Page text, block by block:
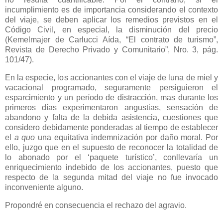
incumplimiento es de importancia considerando el contexto
del viaje, se deben aplicar los remedios previstos en el
Código Civil, en especial, la disminución del precio
(Kemelmajer de Carlucci Aída, “El contrato de turismo”,
Revista de Derecho Privado y Comunitario”, Nro. 3, pág.
101/47).
En la especie, los accionantes con el viaje de luna de miel y
vacacional programado, seguramente persiguieron el
esparcimiento y un período de distracción, mas durante los
primeros días experimentaron angustias, sensación de
abandono y falta de la debida asistencia, cuestiones que
considero debidamente ponderadas al tiempo de establecer
el a quo una equitativa indemnización por daño moral. Por
ello, juzgo que en el supuesto de reconocer la totalidad de
lo abonado por el ‘paquete turístico’, conllevaría un
enriquecimiento indebido de los accionantes, puesto que
respecto de la segunda mitad del viaje no fue invocado
inconveniente alguno.
Propondré en consecuencia el rechazo del agravio.